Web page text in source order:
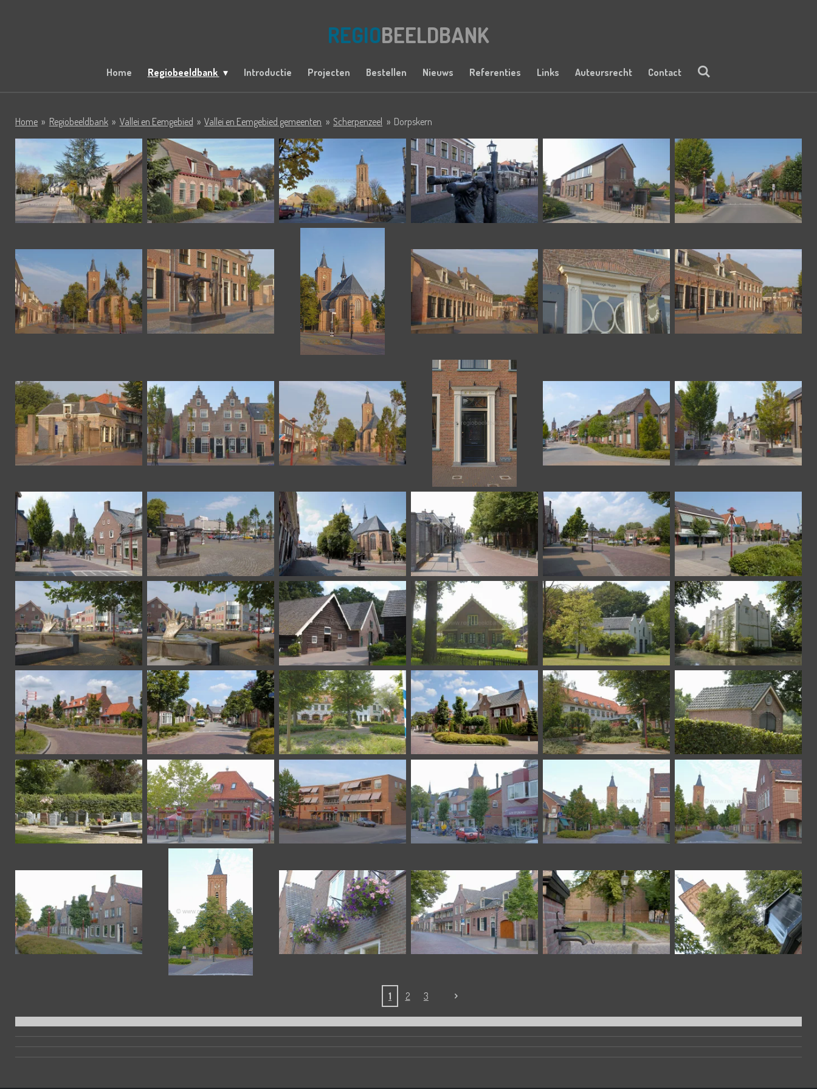
REGIOBEELDBANK
Home Regiobeeldbank Introductie Projecten Bestellen Nieuws Referenties Links Auteursrecht Contact
Home » Regiobeeldbank » Vallei en Eemgebied » Vallei en Eemgebied gemeenten » Scherpenzeel » Dorpskern
1 2 3